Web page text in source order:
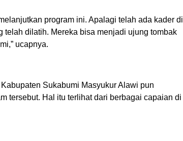
program ini. Apalagi telah ada kader di
telah dilatih. Mereka bisa menjadi ujung tombak
ucapnya.
Sukabumi Masyukur Alawi pun
tersebut. Hal itu terlihat dari berbagai capaian di